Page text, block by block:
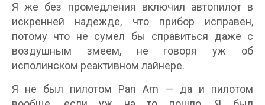
Я же без промедления включил автопилот в
искренней надежде, что прибор исправен,
потому что не сумел бы справиться даже с
воздушным змеем, не говоря уж об
исполинском реактивном лайнере.
Я не был пилотом Pan Am — да и пилотом